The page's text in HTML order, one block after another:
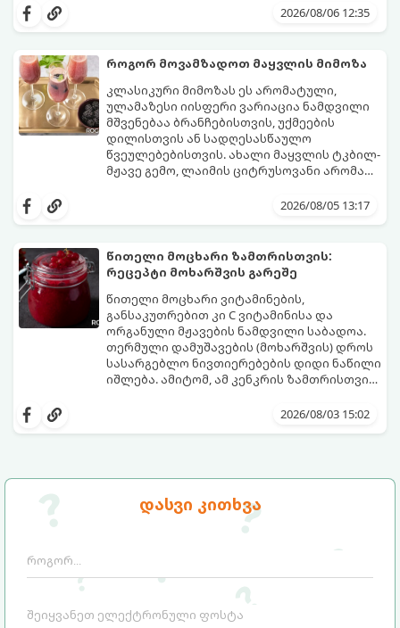
დასვი კითხვა
სალათებთან ერთად ან ტახინის (სესამის)
მდგომარეობს, რომ გამოიყენება
შეწვისას ფორმა იდეალურად შეინარჩუნოს
და არ დაიშალოს.
მომზადების დრო: 20 წუთი (დამატებით
მუხუდოს ჩალბობის დრო: 12-24 საათი)
შეწვის დრო: 10–15 წუთი ულუფა: 20–24 ცალი
ბურთულა (4–6 პორცია)
2026/08/06 12:35
როგორ მოვამზადოთ მაყვლის მიმოზა
კლასიკური მიმოზას ეს არომატული,
ულამაზესი იისფერი ვარიაცია ნამდვილი
მშვენებაა ბრანჩებისთვის, უქმეების
დილისთვის ან სადღესასწაულო
წვეულებებისთვის. ახალი მაყვლის ტკბილ-
მჟავე გემო, ლაიმის ციტრუსოვანი არომატი
საოცრად დახვეწილ და მაგრილებელ
და მის მომზადებას მინიმალური
პორცია
2026/08/05 13:17
წითელი მოცხარი ზამთრისთვის:
რეცეპტი მოხარშვის გარეშე
წითელი მოცხარი ვიტამინების,
განსაკუთრებით კი C ვიტამინისა და
ორგანული მჟავების ნამდვილი საბადოა.
თერმული დამუშავების (მოხარშვის) დროს
სასარგებლო ნივთიერებების დიდი ნაწილი
იშლება. ამიტომ, ამ კენკრის ზამთრისთვის
მომზადებაა - მოხარშვის გარეშე.
ბუნებრივ, კაშკაშა გემოს, არომატს და
2026/08/03 15:02